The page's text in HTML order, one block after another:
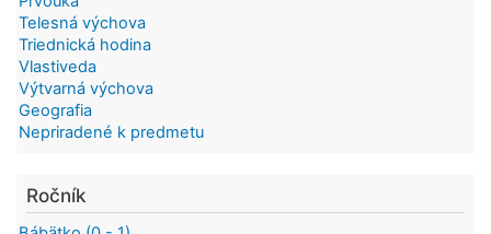
Telesná výchova
Triednická hodina
Vlastiveda
Výtvarná výchova
Geografia
Nepriradené k predmetu
Ročník